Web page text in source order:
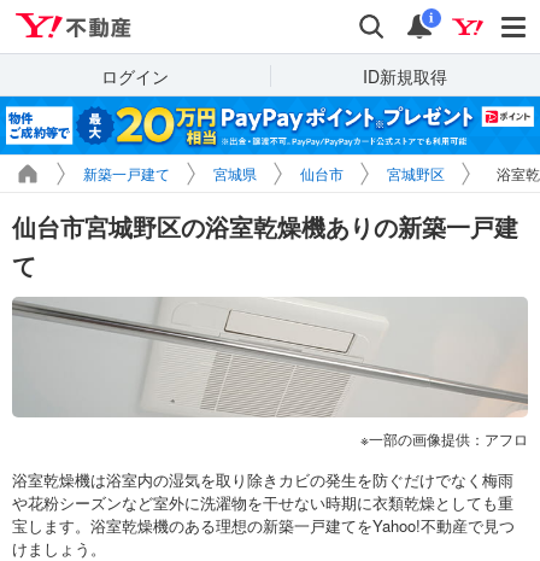
検索 通知
i
ログイン ID新規取得
新築一戸建て 宮城県 仙台市 宮城野区 浴室
仙台市宮城野区の浴室乾燥機ありの新築一戸建
て
一部の画像提供：アフロ
浴室乾燥機は浴室内の湿気を取り除きカビの発生を防ぐだけでなく梅雨
や花粉シーズンなど室外に洗濯物を干せない時期に衣類乾燥としても重
宝します。浴室乾燥機のある理想の新築一戸建てをYahoo!不動産で見つ
けましょう。